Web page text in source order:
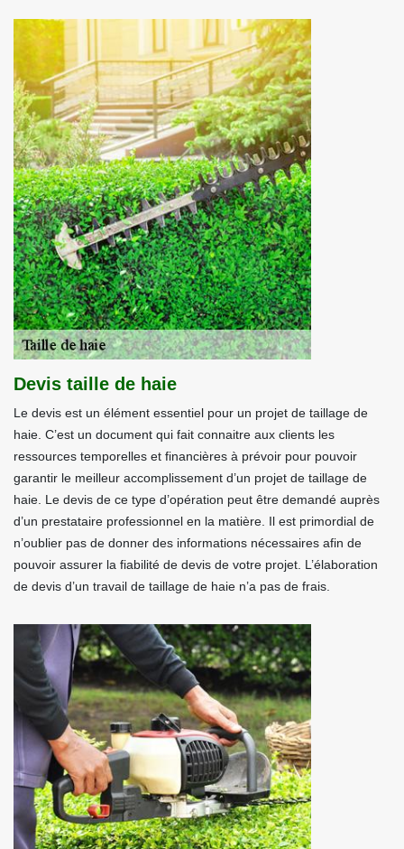
Devis taille de haie
Le devis est un élément essentiel pour un projet de taillage de
haie. C’est un document qui fait connaitre aux clients les
ressources temporelles et financières à prévoir pour pouvoir
garantir le meilleur accomplissement d’un projet de taillage de
haie. Le devis de ce type d’opération peut être demandé auprès
d’un prestataire professionnel en la matière. Il est primordial de
n’oublier pas de donner des informations nécessaires afin de
pouvoir assurer la fiabilité de devis de votre projet. L’élaboration
de devis d’un travail de taillage de haie n’a pas de frais.